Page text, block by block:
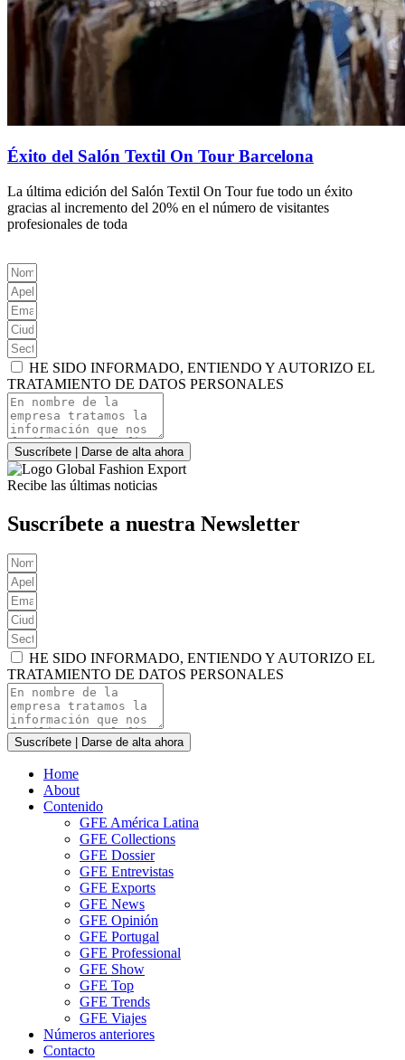
Éxito del Salón Textil On Tour Barcelona
La última edición del Salón Textil On Tour fue todo un éxito
gracias al incremento del 20% en el número de visitantes
profesionales de toda
HE SIDO INFORMADO, ENTIENDO Y AUTORIZO EL
TRATAMIENTO DE DATOS PERSONALES
Suscríbete | Darse de alta ahora
Recibe las últimas noticias
Suscríbete a nuestra Newsletter
HE SIDO INFORMADO, ENTIENDO Y AUTORIZO EL
TRATAMIENTO DE DATOS PERSONALES
Suscríbete | Darse de alta ahora
Home
About
Contenido
GFE América Latina
GFE Collections
GFE Dossier
GFE Entrevistas
GFE Exports
GFE News
GFE Opinión
GFE Portugal
GFE Professional
GFE Show
GFE Top
GFE Trends
GFE Viajes
Números anteriores
Contacto